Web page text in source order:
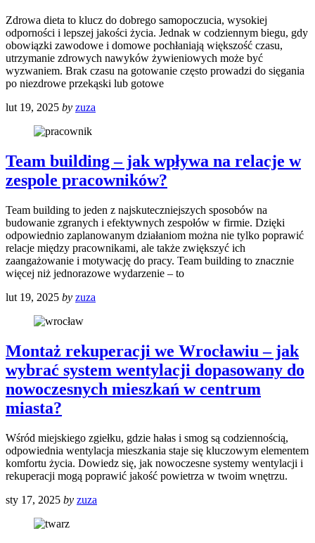
Zdrowa dieta to klucz do dobrego samopoczucia, wysokiej
odporności i lepszej jakości życia. Jednak w codziennym biegu, gdy
obowiązki zawodowe i domowe pochłaniają większość czasu,
utrzymanie zdrowych nawyków żywieniowych może być
wyzwaniem. Brak czasu na gotowanie często prowadzi do sięgania
po niezdrowe przekąski lub gotowe
lut 19, 2025 by zuza
Team building – jak wpływa na relacje w
zespole pracowników?
Team building to jeden z najskuteczniejszych sposobów na
budowanie zgranych i efektywnych zespołów w firmie. Dzięki
odpowiednio zaplanowanym działaniom można nie tylko poprawić
relacje między pracownikami, ale także zwiększyć ich
zaangażowanie i motywację do pracy. Team building to znacznie
więcej niż jednorazowe wydarzenie – to
lut 19, 2025 by zuza
Montaż rekuperacji we Wrocławiu – jak
wybrać system wentylacji dopasowany do
nowoczesnych mieszkań w centrum
miasta?
Wśród miejskiego zgiełku, gdzie hałas i smog są codziennością,
odpowiednia wentylacja mieszkania staje się kluczowym elementem
komfortu życia. Dowiedz się, jak nowoczesne systemy wentylacji i
rekuperacji mogą poprawić jakość powietrza w twoim wnętrzu.
sty 17, 2025 by zuza